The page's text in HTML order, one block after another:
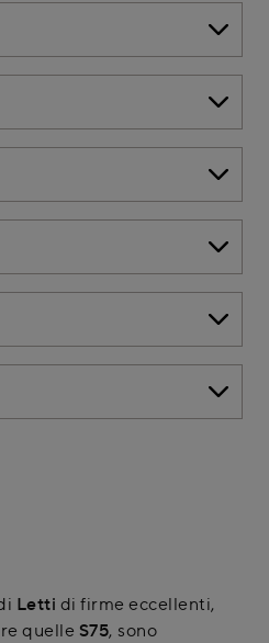
Letti di firme eccellenti,
quelle S75, sono